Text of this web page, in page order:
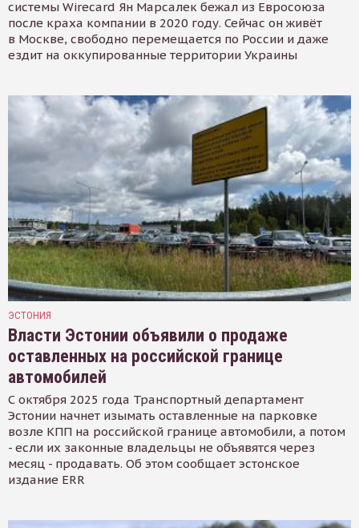
системы Wirecard Ян Марсалек бежал из Евросоюза
после краха компании в 2020 году. Сейчас он живёт
в Москве, свободно перемещается по России и даже
ездит на оккупированные территории Украины
ЭСТОНИЯ
Власти Эстонии объявили о продаже
оставленных на российской границе
автомобилей
С октября 2025 года Транспортный департамент
Эстонии начнет изымать оставленные на парковке
возле КПП на российской границе автомобили, а потом
- если их законные владельцы не объявятся через
месяц - продавать. Об этом сообщает эстонское
издание ERR